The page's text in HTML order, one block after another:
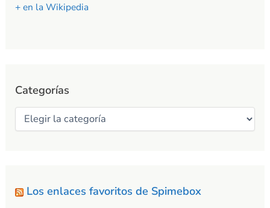
+ en la Wikipedia
Categorías
Los enlaces favoritos de Spimebox